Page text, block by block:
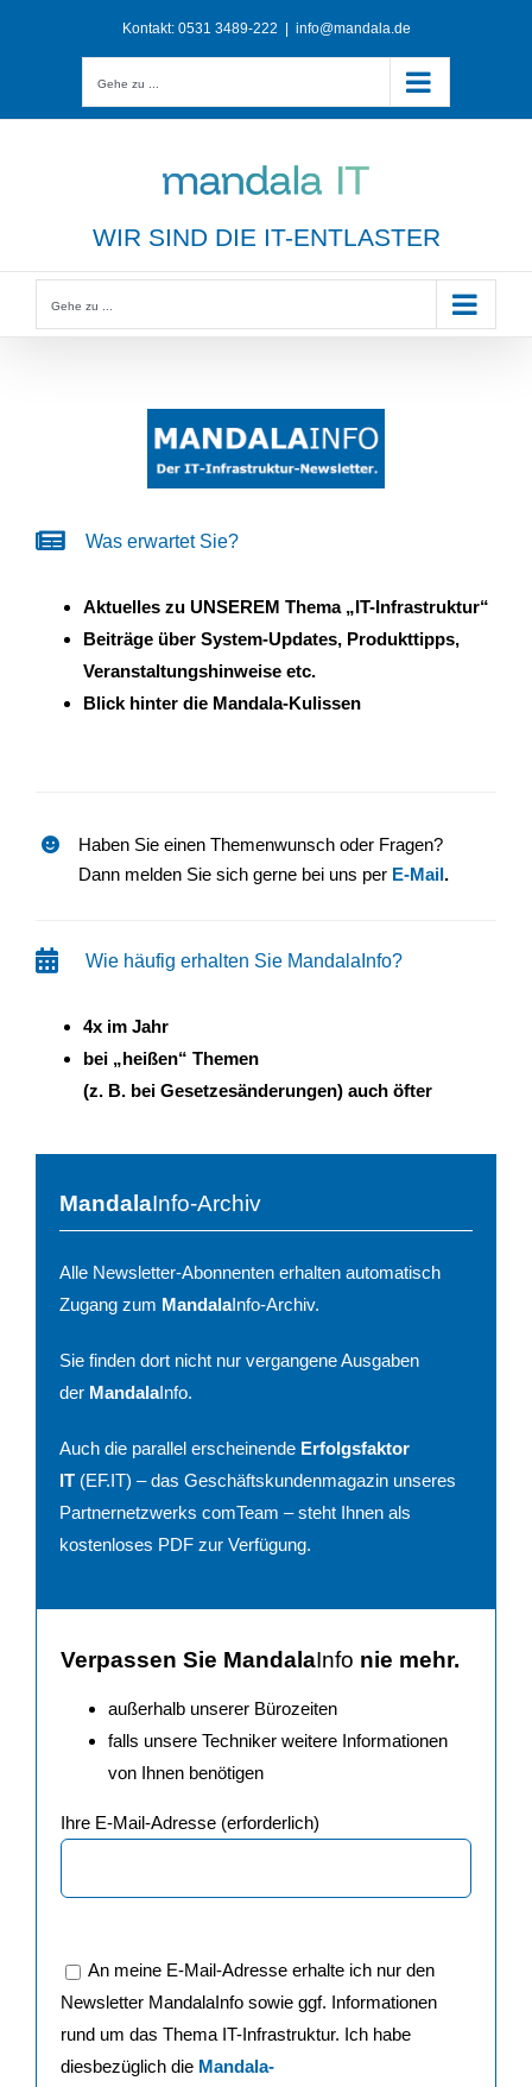
Kontakt: 0531 3489-222 info@mandala.de
Gehe zu ...
WIR SIND DIE IT-ENTLASTER
Gehe zu ...
Was erwartet Sie?
Aktuelles zu UNSEREM Thema „IT-Infrastruktur“
Beiträge über System-Updates, Produkttipps,
Veranstaltungshinweise etc.
Blick hinter die Mandala-Kulissen
Haben Sie einen Themenwunsch oder Fragen?
Dann melden Sie sich gerne bei uns per E-Mail.
Wie häufig erhalten Sie MandalaInfo?
4x im Jahr
bei „heißen“ Themen
(z. B. bei Gesetzesänderungen) auch öfter
MandalaInfo-Archiv
Alle Newsletter-Abonnenten erhalten automatisch
Zugang zum MandalaInfo-Archiv.
Sie finden dort nicht nur vergangene Ausgaben
der MandalaInfo.
Auch die parallel erscheinende Erfolgsfaktor
IT (EF.IT) – das Geschäftskundenmagazin unseres
Partnernetzwerks comTeam – steht Ihnen als
kostenloses PDF zur Verfügung.
Verpassen Sie MandalaInfo nie mehr.
außerhalb unserer Bürozeiten
falls unsere Techniker weitere Informationen
von Ihnen benötigen
Ihre E-Mail-Adresse (erforderlich)
An meine E-Mail-Adresse erhalte ich nur den
Newsletter MandalaInfo sowie ggf. Informationen
rund um das Thema IT-Infrastruktur. Ich habe
diesbezüglich die Mandala-